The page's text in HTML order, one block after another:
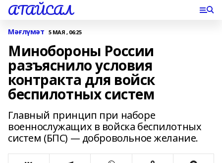
АТАЙСАЛ
Мәғлүмәт 5 МАЯ , 06:25
Минобороны России
разъяснило условия
контракта для войск
беспилотных систем
Главный принцип при наборе
военнослужащих в войска беспилотных
систем (БПС) — добровольное желание.